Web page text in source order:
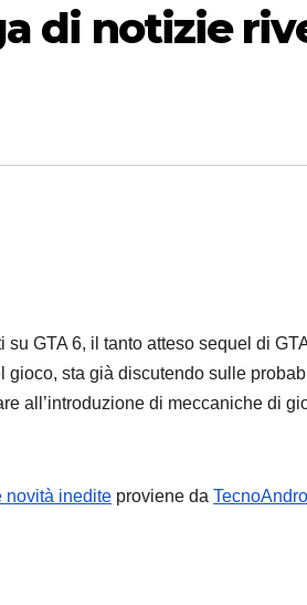
di notizie
GTA 6, il tanto atteso sequel di
sta già discutendo sulle
all’introduzione di meccaniche di
novità inedite proviene da